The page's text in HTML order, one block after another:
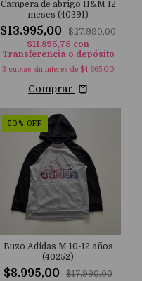
Campera de abrigo H&M 12
meses (40391)
$13.995,00
$27.990,00
$11.895,75 con
Transferencia o depósito
3 cuotas sin interés de $4.665,00
Comprar
50 % OFF
Buzo Adidas M 10-12 años
(40252)
$8.995,00
$17.990,00